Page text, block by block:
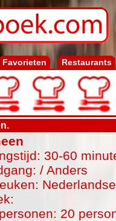
Favorieten Restaurants
30-60
/ Anders
20